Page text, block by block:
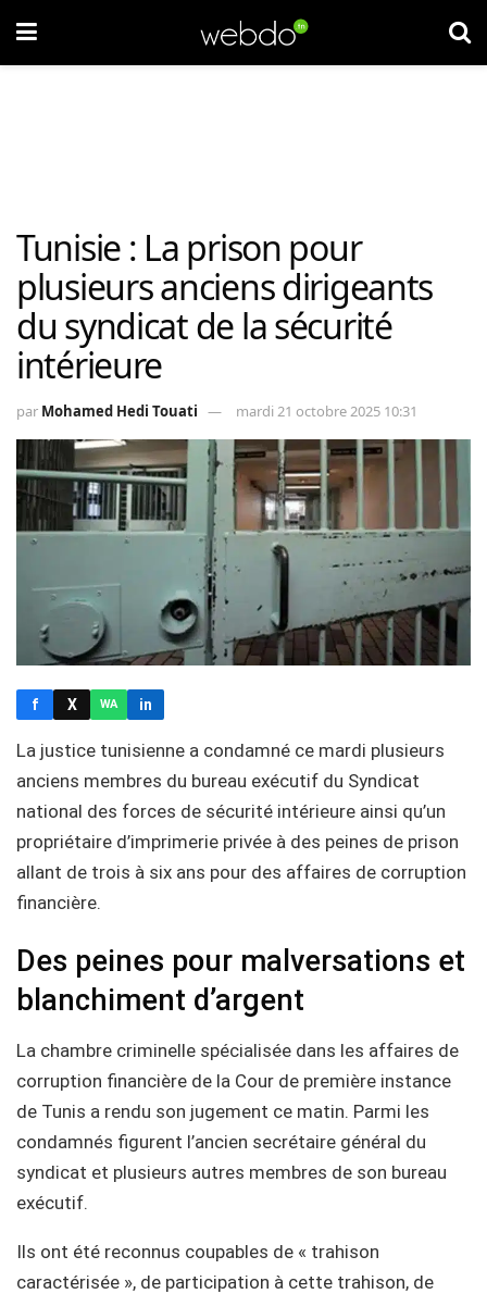
Tunisie : La prison pour
plusieurs anciens dirigeants
du syndicat de la sécurité
intérieure
par Mohamed Hedi Touati mardi 21 octobre 2025 10:31
f X WA in
La justice tunisienne a condamné ce mardi plusieurs
anciens membres du bureau exécutif du Syndicat
national des forces de sécurité intérieure ainsi qu’un
propriétaire d’imprimerie privée à des peines de prison
allant de trois à six ans pour des affaires de corruption
financière.
Des peines pour malversations et
blanchiment d’argent
La chambre criminelle spécialisée dans les affaires de
corruption financière de la Cour de première instance
de Tunis a rendu son jugement ce matin. Parmi les
condamnés figurent l’ancien secrétaire général du
syndicat et plusieurs autres membres de son bureau
exécutif.
Ils ont été reconnus coupables de « trahison
caractérisée », de participation à cette trahison, de